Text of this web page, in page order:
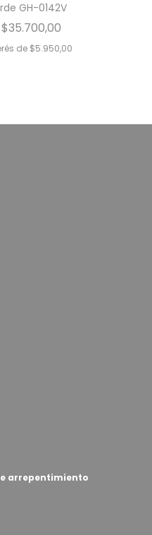
GH-0142V
$35.700,00
de $5.950,00
arrepentimiento